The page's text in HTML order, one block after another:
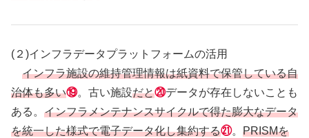
(２)インフラデータプラットフォームの活用
インフラ施設の維持管理情報は紙資料で保管している自
治体も多い⑲。古い施設だと⑳データが存在しないことも
ある。 インフラメンテナンスサイクルで得た膨大なデータ
を統一した様式で電子データ化し集約する㉑。 PRISMを